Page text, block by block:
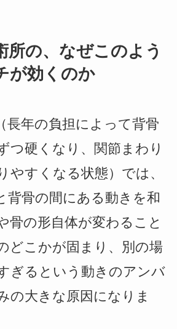
所の、なぜこのよう
が効くのか
長年の負担によって背骨
つ硬くなり、関節まわり
やすくなる状態）では、
背骨の間にある動きを和
骨の形自体が変わること
どこかが固まり、別の場
ぎるという動きのアンバ
の大きな原因になりま